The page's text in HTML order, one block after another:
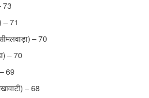
73
– 71
– 70
– 70
69
– 68